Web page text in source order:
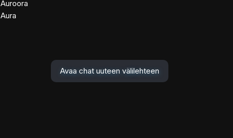
Auroora
Aura
Avaa chat uuteen välilehteen